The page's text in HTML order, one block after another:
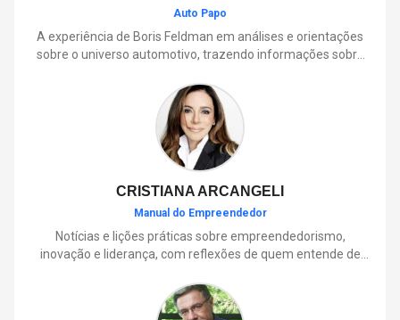
Auto Papo
A experiência de Boris Feldman em análises e orientações
sobre o universo automotivo, trazendo informações sobre
que envolve o dia a dia dos motoristas.
CRISTIANA ARCANGELI
Manual do Empreendedor
Notícias e lições práticas sobre empreendedorismo,
inovação e liderança, com reflexões de quem entende de